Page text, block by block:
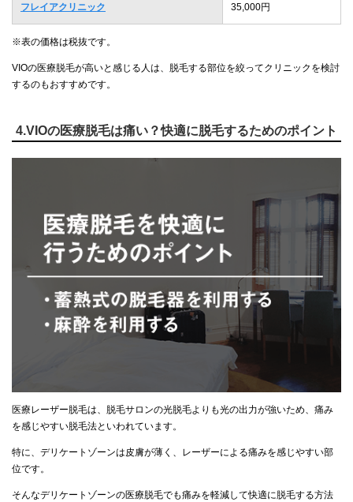
フレイアクリニック 35,000円
※表の価格は税抜です。
VIOの医療脱毛が高いと感じる人は、脱毛する部位を絞ってクリニックを検討
するのもおすすめです。
4.VIOの医療脱毛は痛い？快適に脱毛するためのポイント
医療レーザー脱毛は、脱毛サロンの光脱毛よりも光の出力が強いため、痛み
を感じやすい脱毛法といわれています。
特に、デリケートゾーンは皮膚が薄く、レーザーによる痛みを感じやすい部
位です。
そんなデリケートゾーンの医療脱毛でも痛みを軽減して快適に脱毛する方法